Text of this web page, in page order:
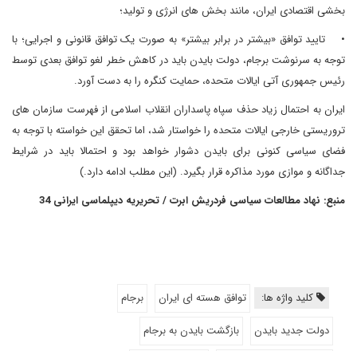
بخشی اقتصادی ایران، مانند بخش های انرژی و تولید؛
• تایید توافق «بیشتر در برابر بیشتر» به صورت یک توافق قانونی و اجرایی؛ با
توجه به سرنوشت برجام، دولت بایدن باید در کاهش خطر لغو توافق بعدی توسط
رئیس جمهوری آتی ایالات متحده، حمایت کنگره را به دست آورد.
ایران به احتمال زیاد حذف سپاه پاسداران انقلاب اسلامی از فهرست سازمان های
تروریستی خارجی ایالات متحده را خواستار شد، اما تحقق این خواسته با توجه به
فضای سیاسی کنونی برای بایدن دشوار خواهد بود و احتمالا باید در شرایط
جداگانه و موازی مورد مذاکره قرار بگیرد. (این مطلب ادامه دارد.)
منبع: نهاد مطالعات سیاسی فردریش ابرت / تحریریه دیپلماسی ایرانی 34
کلید واژه ها: توافق هسته ای ایران
برجام
دولت جدید بایدن
بازگشت بایدن به برجام